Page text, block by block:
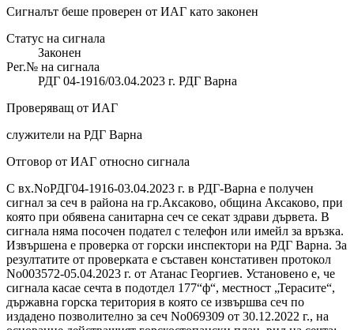
Сигналът беше проверен от ИАГ като законен
Статус на сигнала
Законен
Рег.№ на сигнала
РДГ 04-1916/03.04.2023 г. РДГ Варна
Проверяващ от ИАГ
служители на РДГ Варна
Отговор от ИАГ относно сигнала
С вх.NoРДГ04-1916-03.04.2023 г. в РДГ-Варна е получен
сигнал за сеч в района на гр.Аксаково, община Аксаково, при
която при обявена санитарна сеч се секат здрави дървета. В
сигнала няма посочен подател с телефон или имейл за връзка.
Извършена е проверка от горски инспектори на РДГ Варна. За
резултатите от проверката е съставен констативен протокол
No003572-05.04.2023 г. от Атанас Георгиев. Установено е, че
сигнала касае сечта в подотдел 177“ф“, местност „Терасите“,
държавна горска територия в която се извършва сеч по
издадено позволително за сеч No069309 от 30.12.2022 г., на